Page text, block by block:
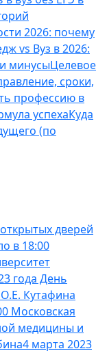
2026: почему
vs Вуз в 2026:
минусыЦелевое
сроки,
профессию в
успехаКуда
(по
дверей
в 18:00
года День
Кутафина
Московская
медицины и
4 марта 2023